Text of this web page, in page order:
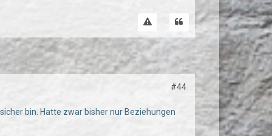
#44
bin. Hatte zwar bisher nur Beziehungen